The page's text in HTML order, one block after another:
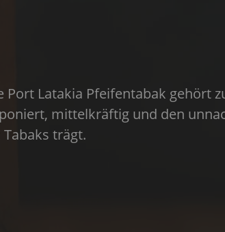
Port Latakia Pfeifentabak gehört
mittelkräftig und den
trägt.